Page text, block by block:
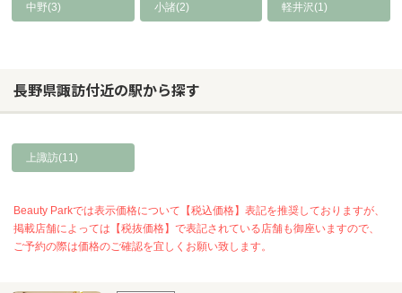
中野(3) 小諸(2) 軽井沢(1)
長野県諏訪付近の駅から探す
上諏訪(11)
Beauty Parkでは表示価格について【税込価格】表記を推奨しておりますが、
掲載店舗によっては【税抜価格】で表記されている店舗も御座いますので、
ご予約の際は価格のご確認を宜しくお願い致します。